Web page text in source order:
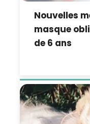
Nouvelles
masque
de 6 ans